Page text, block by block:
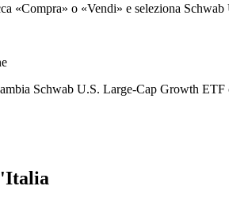
«Compra» o «Vendi» e seleziona
Schwab U.S. Large-Cap Growth ETF